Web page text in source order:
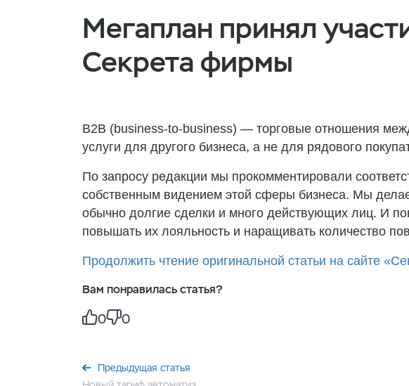
Мегаплан принял
Секрета фирмы
B2B (business-to-business) — торговые отношения
услуги для другого бизнеса, а не для рядового
По запросу редакции мы прокомментировали
собственным видением этой сферы бизнеса. Мы
обычно долгие сделки и много действующих лиц. И
повышать их лояльность и наращивать количество
Продолжить чтение оригинальной статьи на сайте
Вам понравилась статья?
0 0
Предыдущая статья